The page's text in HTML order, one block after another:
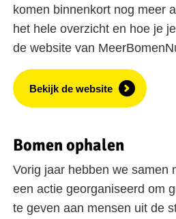
komen binnenkort nog meer
het hele overzicht en hoe je
de website van
Bekijk de website
Bomen ophalen
Vorig jaar hebben we samen
een actie georganiseerd om
te geven aan mensen uit de